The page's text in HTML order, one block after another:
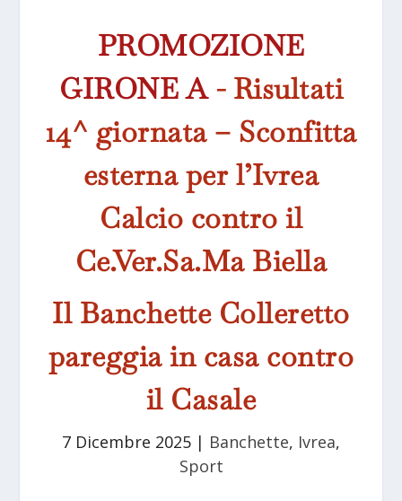
PROMOZIONE
GIRONE A- Risultati
14^ giornata – Sconfitta
esterna per l’Ivrea
Calcio contro il
Ce.Ver.Sa.Ma Biella
Il Banchette Colleretto
pareggia in casa contro
il Casale
7 Dicembre 2025 | Banchette, Ivrea,
Sport